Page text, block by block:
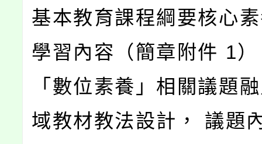
基本教育課程綱要核心
學習內容（簡章附件 1
「數位素養」相關議題
域教材教法設計， 議題